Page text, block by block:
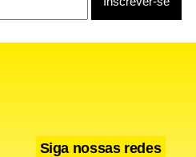
Siga nossas redes